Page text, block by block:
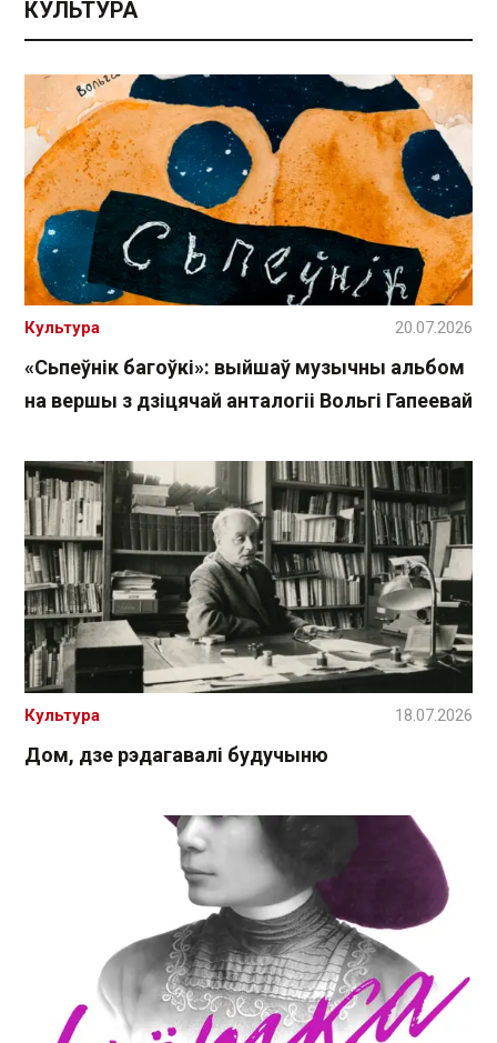
КУЛЬТУРА
«Сьпеўнік багоўкі»: выйшаў музычны альбом
на вершы з дзіцячай анталогіі Вольгі Гапеевай
Культура 20.07.2026
Дом, дзе рэдагавалі будучыню
Культура 18.07.2026